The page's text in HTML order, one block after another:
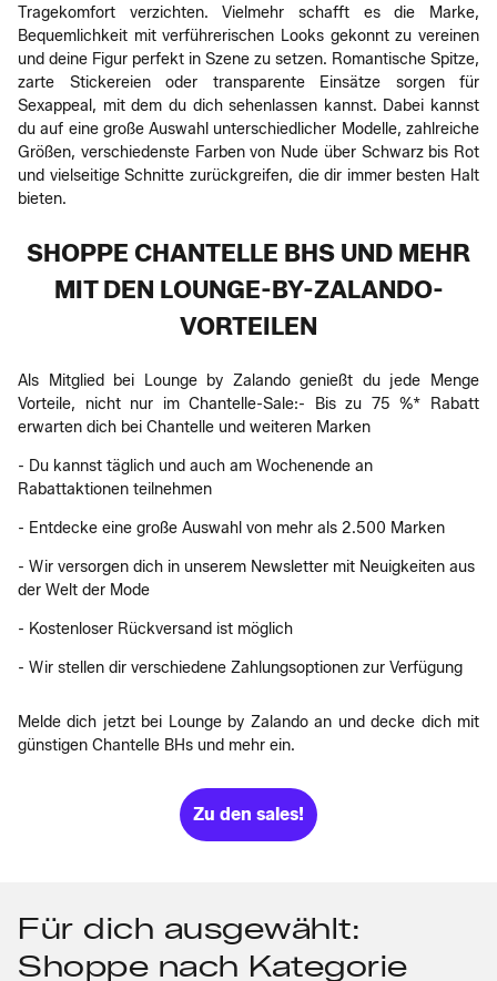
Tragekomfort verzichten. Vielmehr schafft es die Marke,
Bequemlichkeit mit verführerischen Looks gekonnt zu vereinen
und deine Figur perfekt in Szene zu setzen. Romantische Spitze,
zarte Stickereien oder transparente Einsätze sorgen für
Sexappeal, mit dem du dich sehenlassen kannst. Dabei kannst
du auf eine große Auswahl unterschiedlicher Modelle, zahlreiche
Größen, verschiedenste Farben von Nude über Schwarz bis Rot
und vielseitige Schnitte zurückgreifen, die dir immer besten Halt
bieten.
SHOPPE CHANTELLE BHS UND MEHR
MIT DEN LOUNGE-BY-ZALANDO-
VORTEILEN
Als Mitglied bei Lounge by Zalando genießt du jede Menge
Vorteile, nicht nur im Chantelle-Sale:- Bis zu 75 %* Rabatt
erwarten dich bei Chantelle und weiteren Marken
- Du kannst täglich und auch am Wochenende an
Rabattaktionen teilnehmen
- Entdecke eine große Auswahl von mehr als 2.500 Marken
- Wir versorgen dich in unserem Newsletter mit Neuigkeiten aus
der Welt der Mode
- Kostenloser Rückversand ist möglich
- Wir stellen dir verschiedene Zahlungsoptionen zur Verfügung
Melde dich jetzt bei Lounge by Zalando an und decke dich mit
günstigen Chantelle BHs und mehr ein.
Zu den sales!
Für dich ausgewählt:
Shoppe nach Kategorie